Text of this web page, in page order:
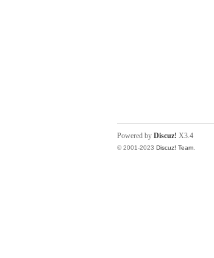
Powered by Discuz! X3.4
© 2001-2023 Discuz! Team